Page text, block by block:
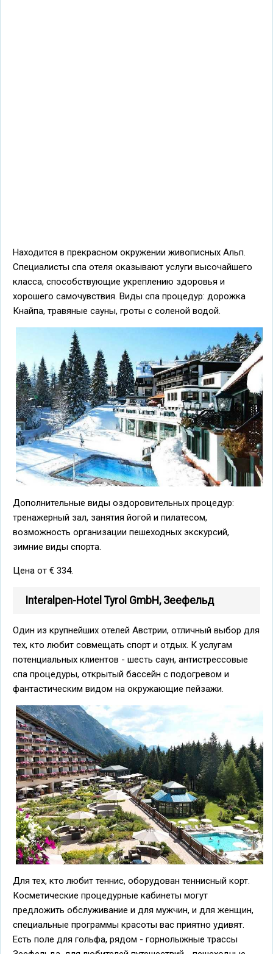
Находится в прекрасном окружении живописных Альп.
Специалисты спа отеля оказывают услуги высочайшего
класса, способствующие укреплению здоровья и
хорошего самочувствия. Виды спа процедур: дорожка
Кнайпа, травяные сауны, гроты с соленой водой.
Дополнительные виды оздоровительных процедур:
тренажерный зал, занятия йогой и пилатесом,
возможность организации пешеходных экскурсий,
зимние виды спорта.
Цена от € 334.
Interalpen-Hotel Tyrol GmbH, Зеефельд
Один из крупнейших отелей Австрии, отличный выбор для
тех, кто любит совмещать спорт и отдых. К услугам
потенциальных клиентов - шесть саун, антистрессовые
спа процедуры, открытый бассейн с подогревом и
фантастическим видом на окружающие пейзажи.
Для тех, кто любит теннис, оборудован теннисный корт.
Косметические процедурные кабинеты могут
предложить обслуживание и для мужчин, и для женщин,
специальные программы красоты вас приятно удивят.
Есть поле для гольфа, рядом - горнолыжные трассы